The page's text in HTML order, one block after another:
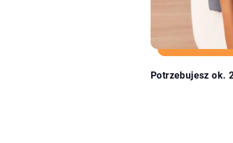
Potrzebujesz ok.